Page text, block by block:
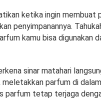
ketika ingin membuat
penyimpanannya.
kamu bisa digunakan
sinar matahari
parfum di
parfum tetap terjaga